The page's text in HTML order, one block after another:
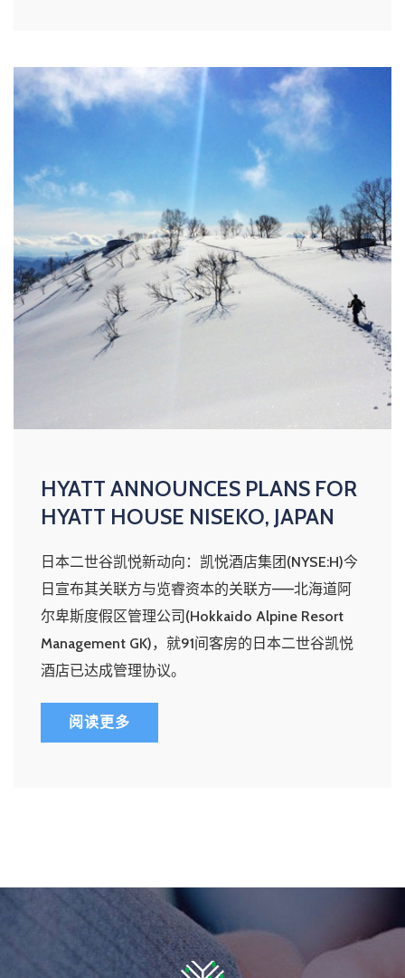
HYATT ANNOUNCES PLANS FOR
HYATT HOUSE NISEKO, JAPAN
日本二世谷凯悦新动向：凯悦酒店集团(NYSE:H)今
日宣布其关联方与览睿资本的关联方——北海道阿
尔卑斯度假区管理公司(Hokkaido Alpine Resort
Management GK)，就91间客房的日本二世谷凯悦
酒店已达成管理协议。
阅读更多